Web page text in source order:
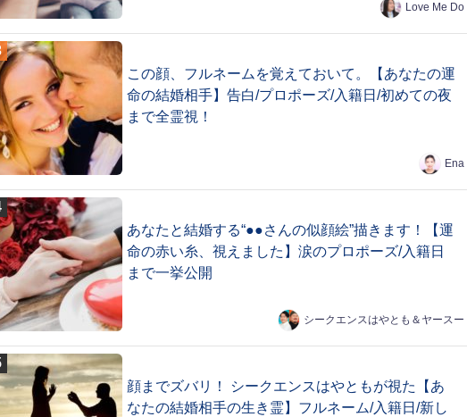
Love Me Do
この顔、フルネームを覚えておいて。【あなたの運
命の結婚相手】告白/プロポーズ/入籍日/初めての夜
まで全霊視！
Ena
あなたと結婚する“●●さんの似顔絵”描きます！【運
命の赤い糸、視えました】涙のプロポーズ/入籍日
まで一挙公開
シークエンスはやとも＆ヤースー
顔までズバリ！ シークエンスはやともが視た【あ
なたの結婚相手の生き霊】フルネーム/入籍日/新し